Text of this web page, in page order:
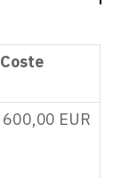
Coste
600,00 EUR